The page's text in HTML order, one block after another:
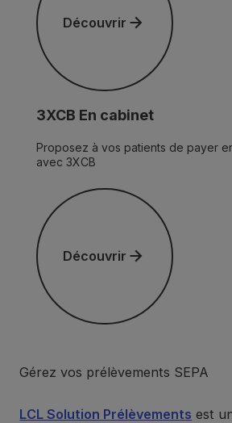
Découvrir
3XCB En cabinet
Proposez à vos patients de payer
avec 3XCB
Découvrir
Découvrir
Gérez vos prélèvements SEPA
LCL Solution Prélèvements est